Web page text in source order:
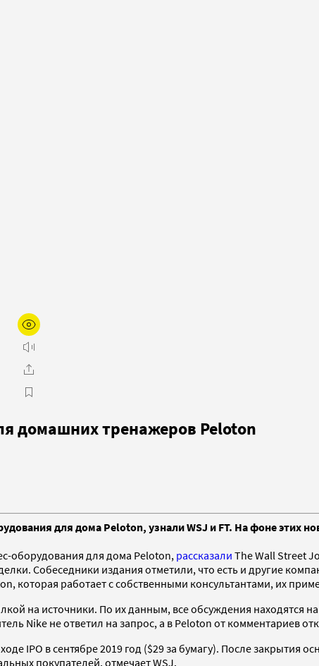
домашних тренажеров Peloton
для дома Peloton, узнали WSJ и FT. На фоне этих
оборудования для дома Peloton, рассказали The Wall Street
Собеседники издания отметили, что есть и другие
работает с собственными консультантами, их
на источники. По их данным, все обсуждения находятся
Nike не ответил на запрос, а в Peloton от комментариев
IPO в сентябре 2019 год ($29 за бумагу). После закрытия
покупателей, отмечает WSJ.